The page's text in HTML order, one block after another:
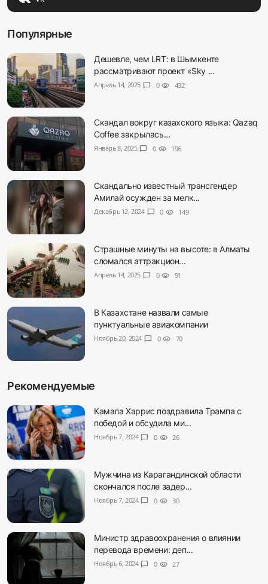
Популярные
Дешевле, чем LRT: в Шымкенте
рассматривают проект «Sky ...
Апрель 14, 2025 chat_bubble 0 visibility 432
Скандал вокруг казахского языка: Qazaq
Coffee закрылась...
Январь 8, 2025 chat_bubble 0 visibility 196
Скандально известный трансгендер
Амилай осужден за мелк...
Декабрь 12, 2024 chat_bubble 0 visibility 149
Страшные минуты на высоте: в Алматы
сломался аттракцион...
Апрель 14, 2025 chat_bubble 0 visibility 91
В Казахстане назвали самые
пунктуальные авиакомпании
Ноябрь 20, 2024 chat_bubble 0 visibility 70
Рекомендуемые
Камала Харрис поздравила Трампа с
победой и обсудила ми...
Ноябрь 7, 2024 chat_bubble 0 visibility 26
Мужчина из Карагандинской области
скончался после задер...
Ноябрь 7, 2024 chat_bubble 0 visibility 30
Министр здравоохранения о влиянии
перевода времени: деп...
Ноябрь 6, 2024 chat_bubble 0 visibility 27